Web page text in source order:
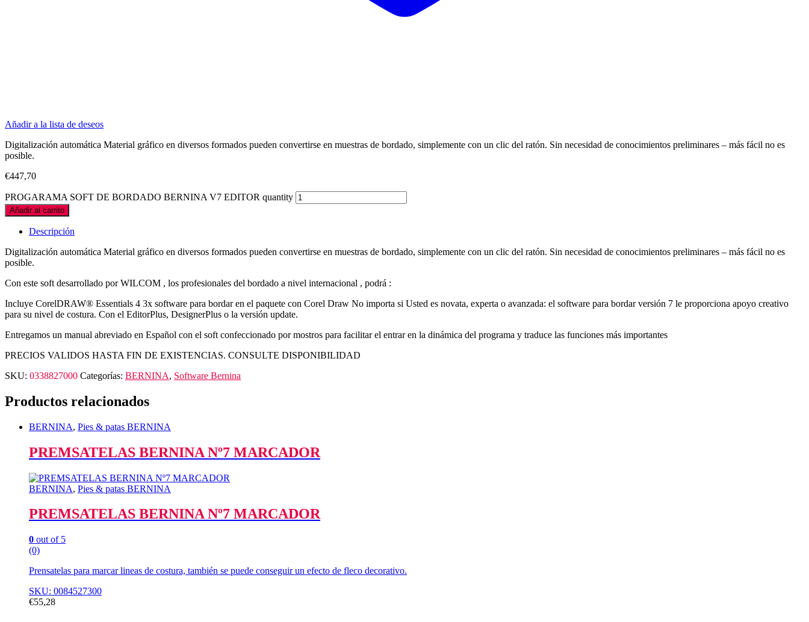
Añadir a la lista de deseos
Digitalización automática Material gráfico en diversos formados pueden convertirse en muestras de bordado, simplemente con un clic del ratón. Sin necesidad de conocimientos preliminares – más fácil no es
posible.
€447,70
PROGARAMA SOFT DE BORDADO BERNINA V7 EDITOR quantity
Añadir al carrito
Descripción
Digitalización automática Material gráfico en diversos formados pueden convertirse en muestras de bordado, simplemente con un clic del ratón. Sin necesidad de conocimientos preliminares – más fácil no es
posible.
Con este soft desarrollado por WILCOM , los profesionales del bordado a nivel internacional , podrá :
Incluye CorelDRAW® Essentials 4 3x software para bordar en el paquete con Corel Draw No importa si Usted es novata, experta o avanzada: el software para bordar versión 7 le proporciona apoyo creativo
para su nivel de costura. Con el EditorPlus, DesignerPlus o la versión update.
Entregamos un manual abreviado en Español con el soft confeccionado por mostros para facilitar el entrar en la dinámica del programa y traduce las funciones más importantes
PRECIOS VALIDOS HASTA FIN DE EXISTENCIAS. CONSULTE DISPONIBILIDAD
SKU: 0338827000 Categorías: BERNINA, Software Bernina
Productos relacionados
BERNINA, Pies & patas BERNINA
PREMSATELAS BERNINA Nº7 MARCADOR
BERNINA, Pies & patas BERNINA
PREMSATELAS BERNINA Nº7 MARCADOR
0 out of 5
(0)
Prensatelas para marcar lineas de costura, también se puede conseguir un efecto de fleco decorativo.
SKU: 0084527300
€55,28